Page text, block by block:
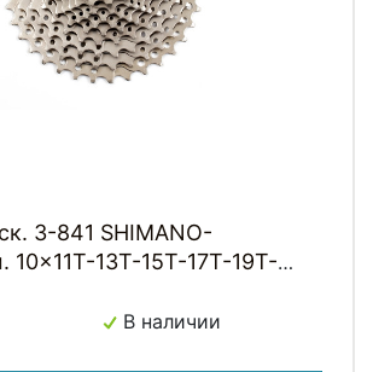
10x11T-13T-15T-17T-19T-
серебрист. C-10SC CLARKS
В наличии